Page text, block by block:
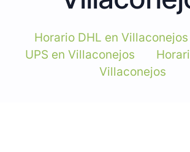
Horario DHL en Villaconejos
UPS en Villaconejos
Villaconejos